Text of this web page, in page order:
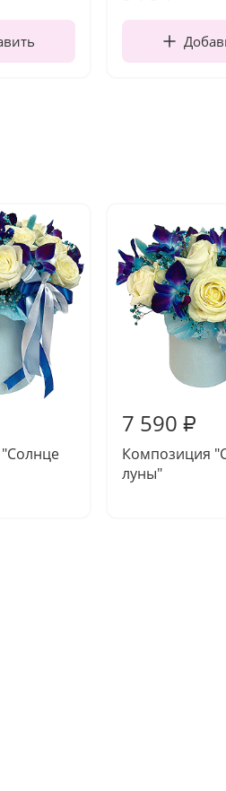
7 590 ₽
Композиция
луны"